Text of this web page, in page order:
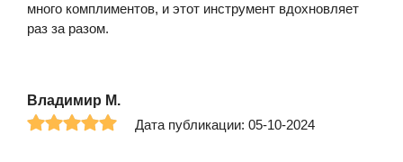
много комплиментов, и этот инструмент вдохновляет
раз за разом.
Владимир М.
Дата публикации: 05-10-2024